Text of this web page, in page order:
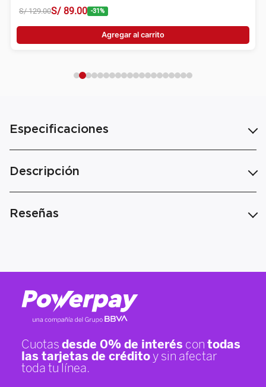
S/ 129.00S/ 89.00 -31%
Agregar al carrito
Especificaciones
Descripción
Reseñas